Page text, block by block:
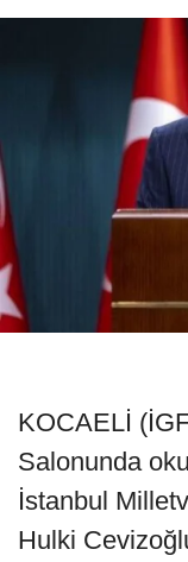
KOCAELİ
Salonunda
İstanbul
Hulki